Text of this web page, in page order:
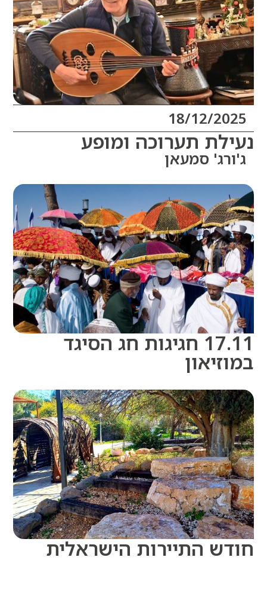
18/12/
תערוכה ומופע
סמעאן
17.11 חגיגות חג הסיגד
התיירות הישראלית